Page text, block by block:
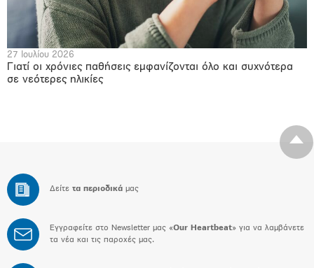
27 Ιουλίου 2026
Γιατί οι χρόνιες παθήσεις εμφανίζονται όλο και συχνότερα
σε νεότερες ηλικίες
Δείτε τα περιοδικά μας
Εγγραφείτε στο Newsletter μας «Our Heartbeat» για να λαμβάνετε
τα νέα και τις παροχές μας.